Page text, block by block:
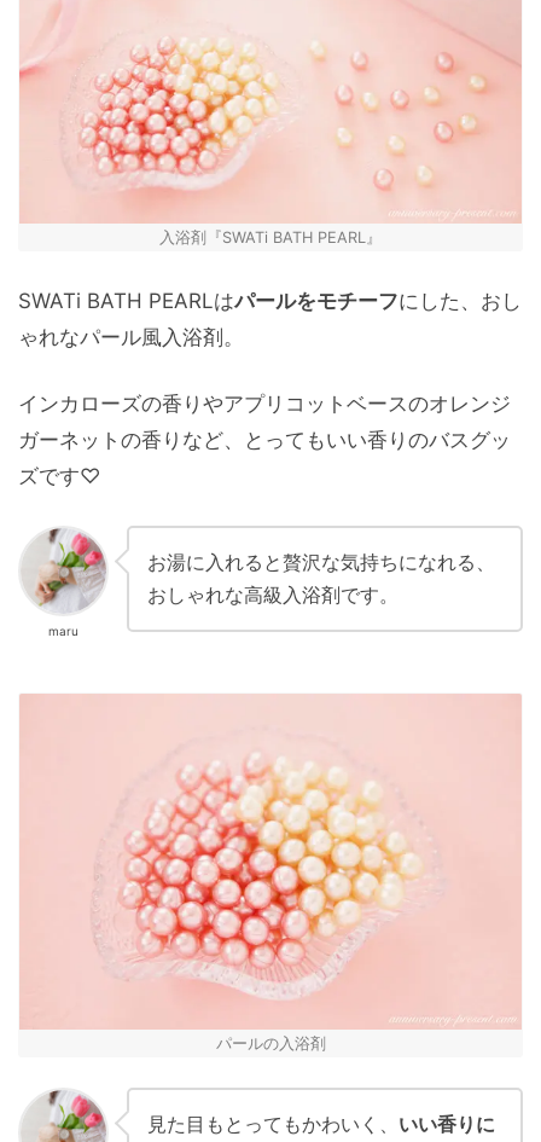
入浴剤『SWATi BATH PEARL』
SWATi BATH PEARLはパールをモチーフにした、おし
ゃれなパール風入浴剤。
インカローズの香りやアプリコットベースのオレンジ
ガーネットの香りなど、とってもいい香りのバスグッ
ズです♡
お湯に入れると贅沢な気持ちになれる、
おしゃれな高級入浴剤です。
maru
パールの入浴剤
見た目もとってもかわいく、 いい香りに